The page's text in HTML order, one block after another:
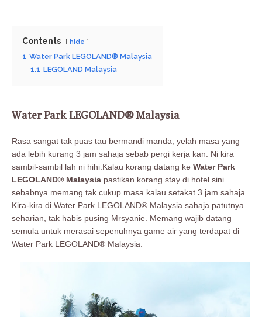
Contents hide
1 Water Park LEGOLAND® Malaysia
1.1 LEGOLAND Malaysia
Water Park LEGOLAND® Malaysia
Rasa sangat tak puas tau bermandi manda, yelah masa yang
ada lebih kurang 3 jam sahaja sebab pergi kerja kan. Ni kira
sambil-sambil lah ni hihi.Kalau korang datang ke Water Park
LEGOLAND® Malaysia pastikan korang stay di hotel sini
sebabnya memang tak cukup masa kalau setakat 3 jam sahaja.
Kira-kira di Water Park LEGOLAND® Malaysia sahaja patutnya
seharian, tak habis pusing Mrsyanie. Memang wajib datang
semula untuk merasai sepenuhnya game air yang terdapat di
Water Park LEGOLAND® Malaysia.